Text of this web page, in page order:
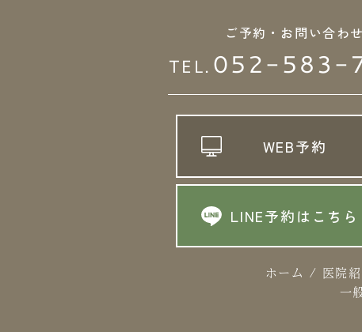
ご予約・お問い合わせ
TEL. 052-583-
WEB予約
LINE予約はこちら
ホーム / 医院
一